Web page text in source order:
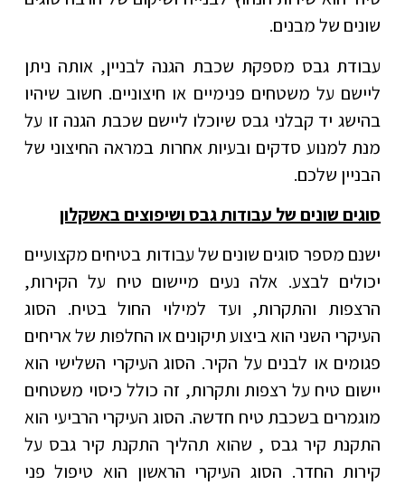
שונים של מבנים.
עבודת גבס מספקת שכבת הגנה לבניין, אותה ניתן
ליישם על משטחים פנימיים או חיצוניים. חשוב שיהיו
בהישג יד קבלני גבס שיוכלו ליישם שכבת הגנה זו על
מנת למנוע סדקים ובעיות אחרות במראה החיצוני של
הבניין שלכם.
סוגים שונים של עבודות גבס ושיפוצים באשקלון
ישנם מספר סוגים שונים של עבודות בטיחים מקצועיים
יכולים לבצע. אלה נעים מיישום טיח על הקירות,
הרצפות והתקרות, ועד למילוי החול בטיח. הסוג
העיקרי השני הוא ביצוע תיקונים או החלפות של אריחים
פגומים או לבנים על הקיר. הסוג העיקרי השלישי הוא
יישום טיח על רצפות ותקרות, זה כולל כיסוי משטחים
מוגמרים בשכבת טיח חדשה. הסוג העיקרי הרביעי הוא
התקנת קיר גבס , שהוא תהליך התקנת קיר גבס על
קירות החדר. הסוג העיקרי הראשון הוא טיפול פני